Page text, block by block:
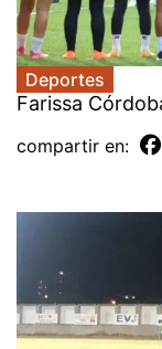
Deportes
Farissa
compartir en: